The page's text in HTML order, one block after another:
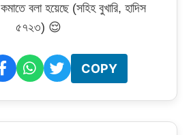
কমাতে বলা হয়েছে (সহিহ বুখারি, হাদিস
৫৭২৩) 😌
COPY